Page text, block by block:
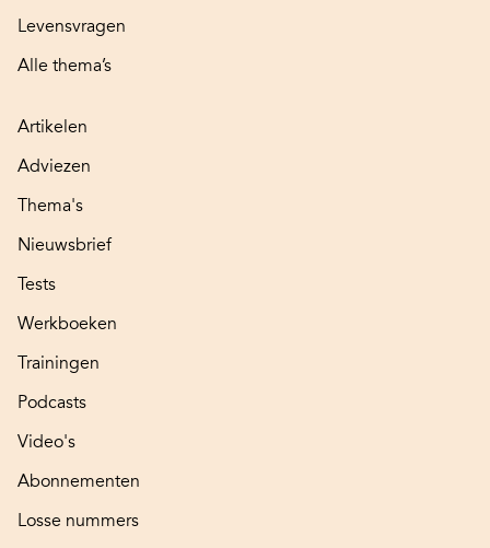
Levensvragen
Alle thema’s
Artikelen
Adviezen
Thema's
Nieuwsbrief
Tests
Werkboeken
Trainingen
Podcasts
Video's
Abonnementen
Losse nummers